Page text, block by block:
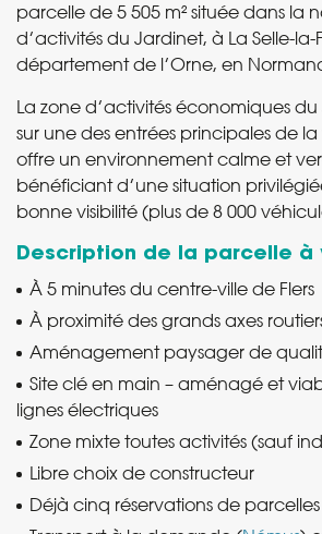
parcelle de 5 505 m² située dans la
d’activités du Jardinet, à La Selle-la-
département de l’Orne, en
La zone d’activités économiques du
sur une des entrées principales de la
offre un environnement calme et
bénéficiant d’une situation
bonne visibilité (plus de 8 000
Description de la parcelle à
À 5 minutes du centre-ville de Flers
À proximité des grands axes
Aménagement paysager de
Site clé en main – aménagé et
lignes électriques
Zone mixte toutes activités (sauf
Libre choix de constructeur
Déjà cinq réservations de parcelles